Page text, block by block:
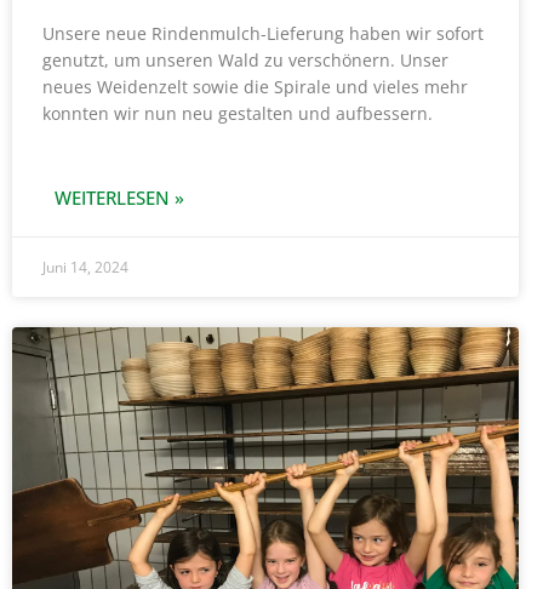
Unsere neue Rindenmulch-Lieferung haben wir sofort
genutzt, um unseren Wald zu verschönern. Unser
neues Weidenzelt sowie die Spirale und vieles mehr
konnten wir nun neu gestalten und aufbessern.
WEITERLESEN »
Juni 14, 2024